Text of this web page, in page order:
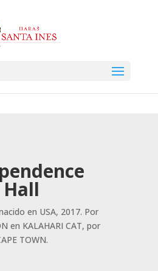
Hall
en USA, 2017. Por
en KALAHARI CAT, por
TOWN.